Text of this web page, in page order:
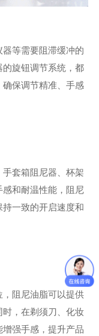
等需要阻滞缓冲的
旋钮调节系统，都
保调节精准、手感
套箱阻尼器、杯架
和耐温性能，阻尼
一致的开启速度和
阻尼油脂可以提供
，在剃须刀、化妆
强手感，提升产品